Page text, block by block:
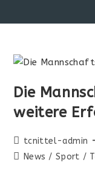
Die
weitere
tcnittel-admin
News / Sport /